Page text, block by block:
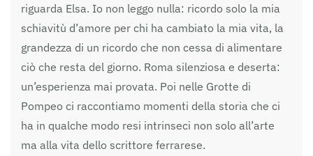
riguarda Elsa. Io non leggo nulla: ricordo solo la mia
schiavitù d’amore per chi ha cambiato la mia vita, la
grandezza di un ricordo che non cessa di alimentare
ciò che resta del giorno. Roma silenziosa e deserta:
un’esperienza mai provata. Poi nelle Grotte di
Pompeo ci raccontiamo momenti della storia che ci
ha in qualche modo resi intrinseci non solo all’arte
ma alla vita dello scrittore ferrarese.